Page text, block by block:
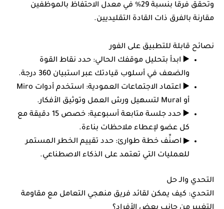
وتحقق فرقًا بنسبة 29% في معدل الاحتفاظ بالموظفين
مقارنة بالفرق ذات القادة التقليديين.
نصائح قابلة للتطبيق على الفور
▶️ ابدأ بتحليل موقفك الحالي: حدد نقاط القوة
والضعف في أسلوب قيادتك عبر استبيان 360 درجة.
▶️ اعتماد الاجتماعات العمودية: استخدم أدوات Miro
أو Mural لتسهيل ورش العمل وتوثيق الأفكار.
▶️ حدد جلسة متابعة أسبوعية: خصص 15 دقيقة مع
كل عضو لإعطاء ملاحظات بناءة.
▶ اصنِّف خطة طوارئ: حدد تقييم الخطر المستمر
للعمليات التي تعتمد على الذكاء الاصطناعي.
التحدي والـ حل
التحدي: كيف يمكن لقائد فريق منهجي التعامل مع مقاومة